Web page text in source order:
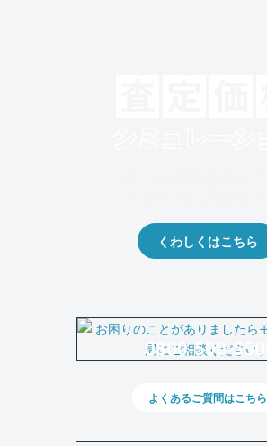
くわしくはこちら
0800-500-5500
よくあるご質問はこちら